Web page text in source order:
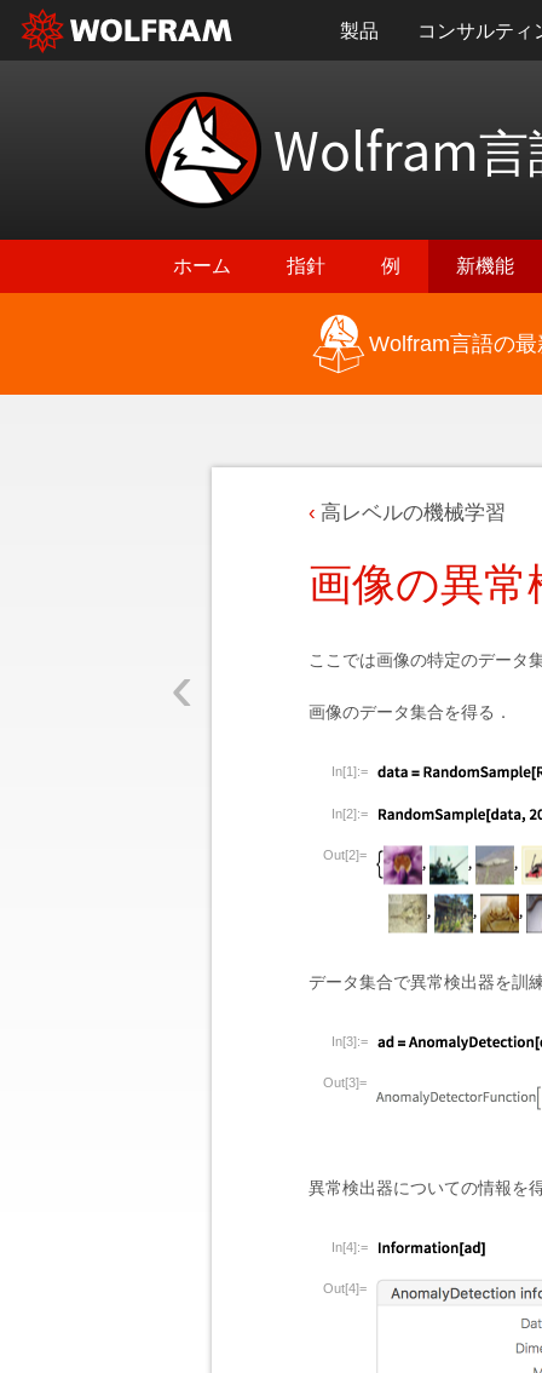
製品 コンサルティ
Wolfram言
ホーム 指針 例 新機能
Wolfram言語の
‹
高レベルの機械学習
画像の異
ここでは画像の特定のデータ
画像のデータ集合を得る．
In[1]:=
In[2]:=
Out[2]=
データ集合で異常検出器を訓
In[3]:=
Out[3]=
異常検出器についての情報を
In[4]:=
Out[4]=